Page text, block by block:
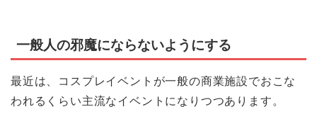
一般人の邪魔にならないようにする
最近は、コスプレイベントが一般の商業施設でおこな
われるくらい主流なイベントになりつつあります。